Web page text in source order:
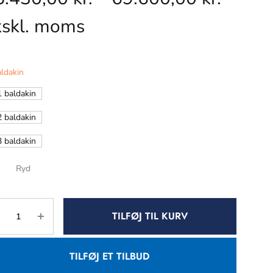
moms
baldakin
baldakin
baldakin
Ryd
TILFØJ TIL KURV
TILFØJ ET TILBUD